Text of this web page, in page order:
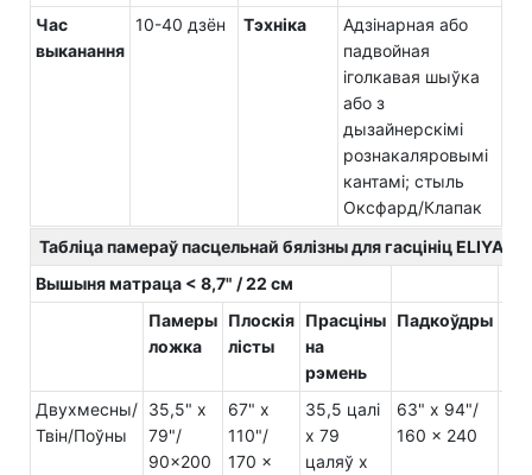
Час
выканання
10-40 дзён Тэхніка
Адзінарная або
падвойная
іголкавая шыўка
або з
дызайнерскімі
рознакаляровымі
кантамі; стыль
Оксфард/Клапак
Табліца памераў пасцельнай бялізны для гасцініц ELIYA
Вышыня матраца < 8,7" / 22 см
Памеры
ложка
Плоскія
лісты
Прасціны
на
рэмень
Падкоўдры
Двухмесны/
Твін/Поўны
35,5" x
79"/
90x200
67" x
110"/
170 x
35,5 цалі
x 79
цаляў x
63" x 94"/
160 x 240